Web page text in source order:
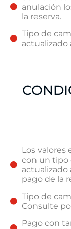
anulación
la reserva.
Tipo de
actualizado
Los valores
con un tipo
pago de la
Tipo de
Consulte
Pago con